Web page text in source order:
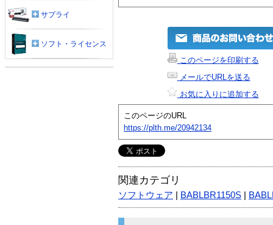
このページを印刷する
メールでURLを送る
お気に入りに追加する
このページのURL
https://plth.me/20942134
関連カテゴリ
ソフトウェア BABLBR1150S
サプライ
ソフト・ライセンス